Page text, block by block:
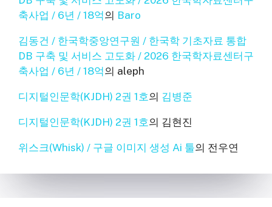
축사업 / 6년 / 18억의 Baro
김동건 / 한국학중앙연구원 / 한국학 기초자료 통합
DB 구축 및 서비스 고도화 / 2026 한국학자료센터구
축사업 / 6년 / 18억의 aleph
디지털인문학(KJDH) 2권 1호의 김병준
디지털인문학(KJDH) 2권 1호의 김현진
위스크(Whisk) / 구글 이미지 생성 Ai 툴의 전우연